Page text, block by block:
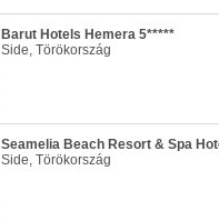
Barut Hotels Hemera 5*****
Side, Törökország
Seamelia Beach Resort & Spa
Side, Törökország